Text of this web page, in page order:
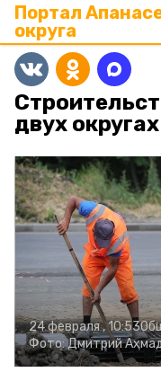
Портал
округа
двух
24 февраля , 10:53
Фото:Дмитрий